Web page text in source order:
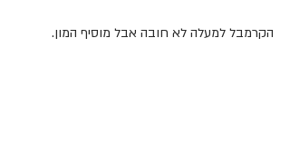
הקרמבל למעלה לא חובה אבל מוסיף המון.